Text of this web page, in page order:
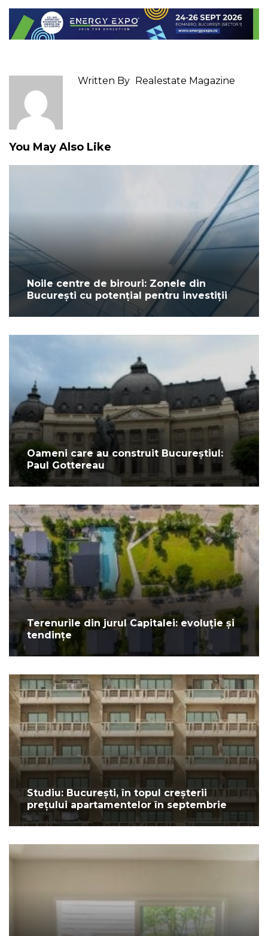
Written By Realestate Magazine
You May Also Like
Noile centre de birouri: Zonele din
București cu potențial pentru investiții
Oameni care au construit Bucureștiul:
Paul Gottereau
Terenurile din jurul Capitalei: evoluție și
tendințe
Studiu: București, în topul creșterii
prețului apartamentelor în septembrie